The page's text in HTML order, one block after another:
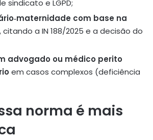
sindicato e LGPD;
com base na
, citando a IN 188/2025 e a decisão do
advogado ou médico perito
em casos complexos (deficiência
norma é mais